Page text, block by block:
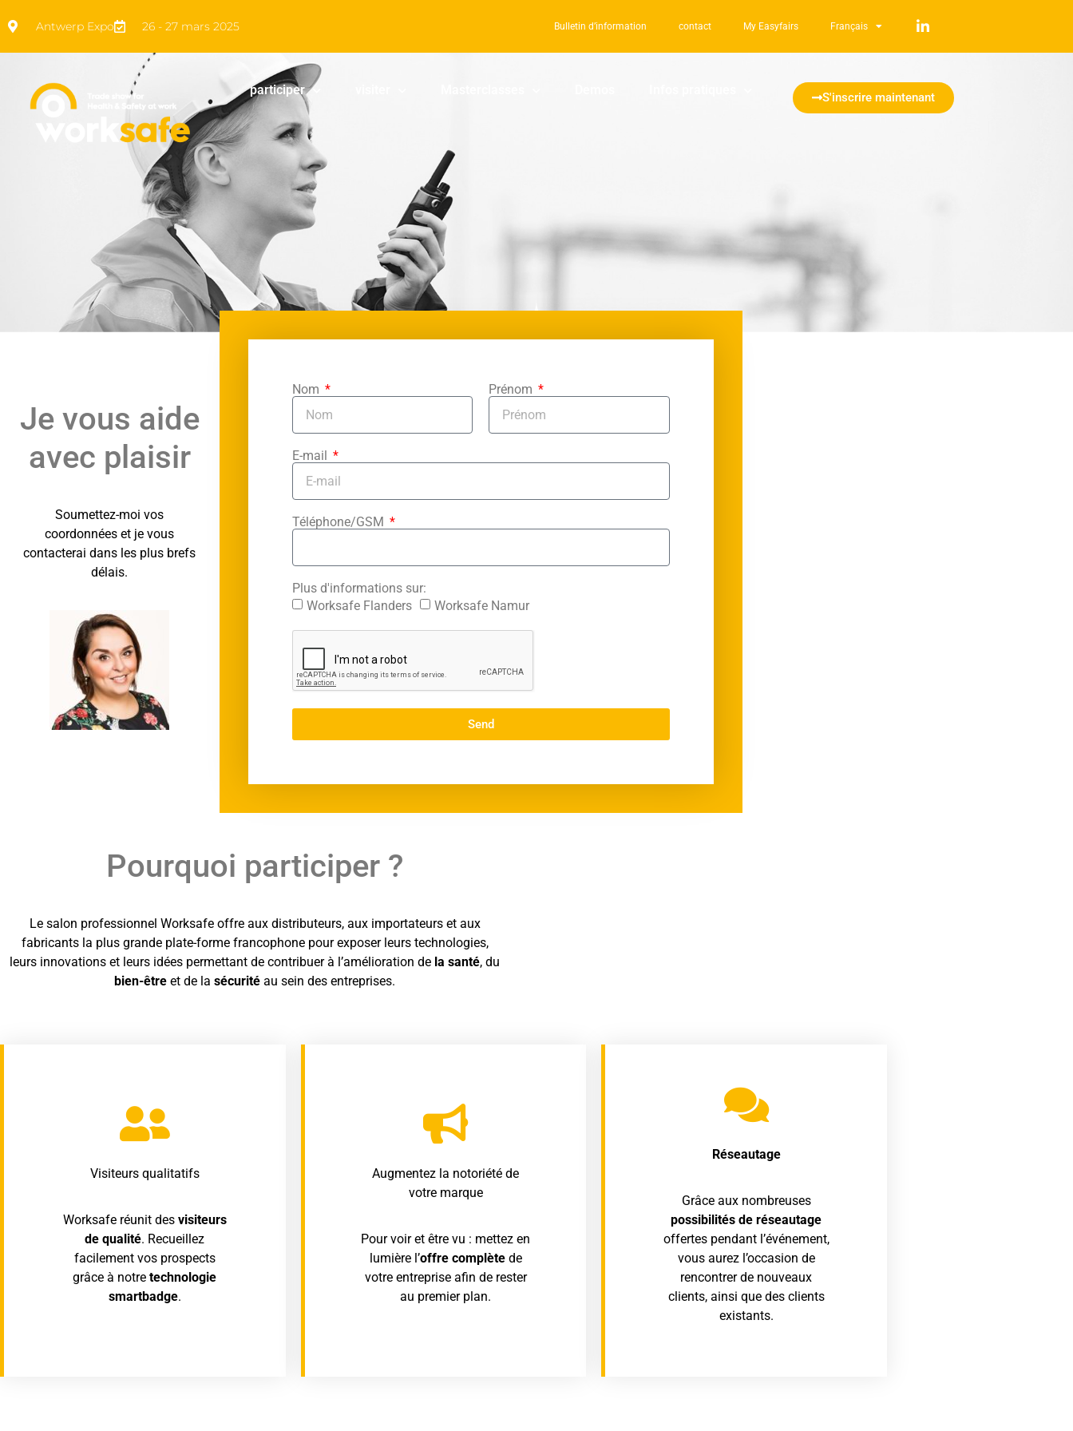
Antwerp Expo 26 - 27 mars 2025 Bulletin d’information contact My Easyfairs Français
participer S'inscrire maintenant
Je vous aide
avec plaisir
Soumettez-moi vos
coordonnées et je vous
contacterai dans les plus brefs
délais.
Nom Prénom
E-mail
Téléphone/GSM
Plus d'informations sur:
Worksafe Flanders
Worksafe Namur
Send
Pourquoi participer ?
Le salon professionnel Worksafe offre aux distributeurs, aux importateurs et aux
fabricants la plus grande plate-forme francophone pour exposer leurs technologies,
leurs innovations et leurs idées permettant de contribuer à l’amélioration de la santé, du
bien-être et de la sécurité au sein des entreprises.
Visiteurs qualitatifs
Worksafe réunit des visiteurs
de qualité. Recueillez
facilement vos prospects
grâce à notre technologie
smartbadge.
Augmentez la notoriété de
votre marque
Pour voir et être vu : mettez en
lumière l’offre complètede
votre entreprise afin de rester
au premier plan.
Réseautage
Grâce aux nombreuses
possibilités de réseautage
offertes pendant l’événement,
vous aurez l’occasion de
rencontrer de nouveaux
clients, ainsi que des clients
existants.